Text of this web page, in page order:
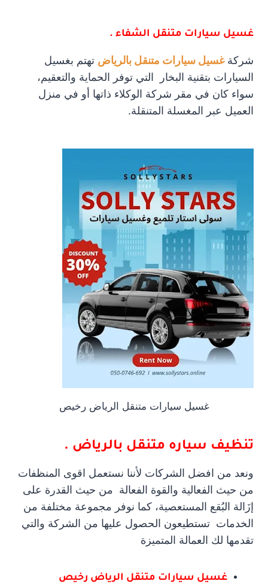
غسيل سيارات متنقل الشفاء .
شركةغسيل سيارات متنقل بالرياض تهتم بغسيل
السيارات بتقنية البخار التي توفر الحماية والتعقيم،
سواء كان في مقر شركة الوكلاء ذاتها أو في منزل
العميل عبر المغسلة المتنقلة.
غسيل سيارات متنقل الرياض رخيص
تنظيف سياره متنقل بالرياض .
ونعد من افضل الشركات لأننا نستعمل اقوى المنظفات
من حيث الفعالية والقوة الفعالة من حيث القدرة على
إزَالة البُقع المستعصية، كما نوفر مجموعة مختلفة من
الخدمات تستطيعون الحصول عليها من الشركة والتي
تقدمها لك العمالة المتميزة
غسيل سيارات متنقل الرياض رخيص